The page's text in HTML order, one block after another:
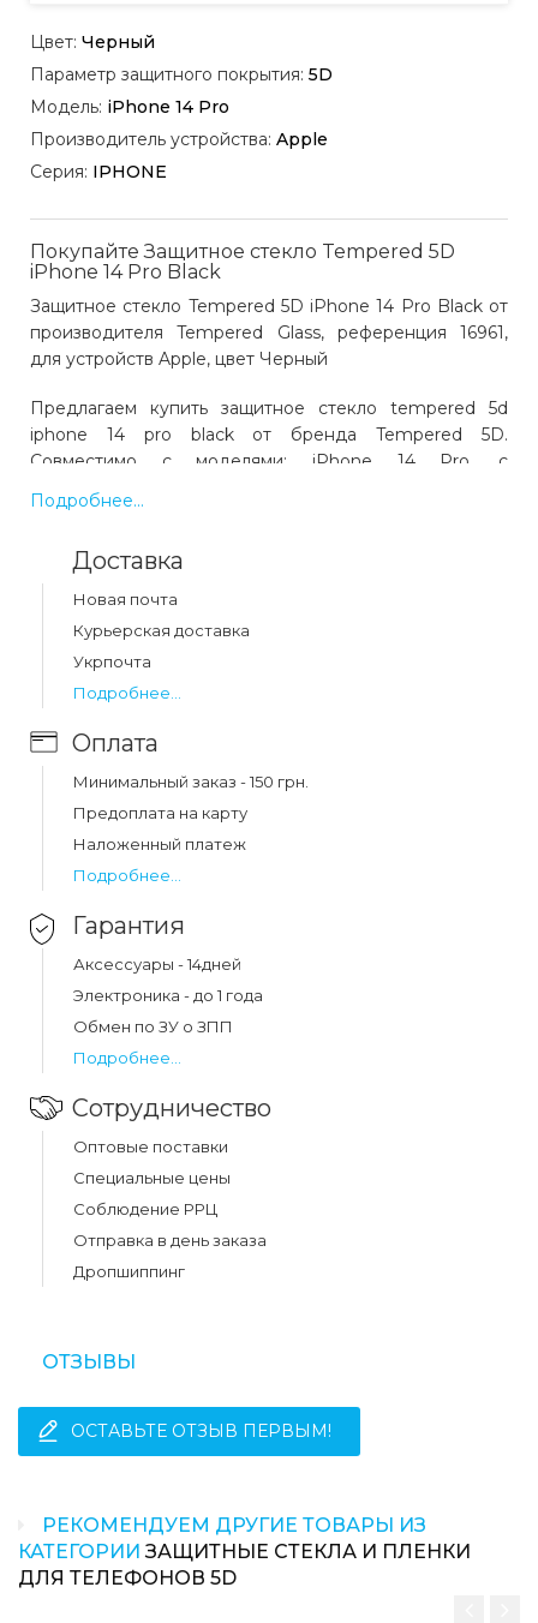
Цвет: Черный
Параметр защитного покрытия: 5D
Модель: iPhone 14 Pro
Производитель устройства: Apple
Серия: IPHONE
Покупайте Защитное стекло Tempered 5D
iPhone 14 Pro Black
Защитное стекло Tempered 5D iPhone 14 Pro Black от
производителя Tempered Glass, референция 16961,
для устройств Apple, цвет Черный
Предлагаем купить защитное стекло tempered 5d
iphone 14 pro black от бренда Tempered 5D.
Совместимо с моделями: iPhone 14 Pro, с
устройствами производства Apple. Цвет: черный. Код
товара 16961. Выгодная цена и быстрая доставка по
iphone 14 pro black?
Цена на защитное стекло tempered 5d iphone 14 pro
black составляет 146 грн.
Подробнее...
Доставка
Новая почта
Курьерская доставка
Укрпочта
Подробнее...
Оплата
Минимальный заказ - 150 грн.
Предоплата на карту
Наложенный платеж
Подробнее...
Гарантия
Аксессуары - 14дней
Электроника - до 1 года
Обмен по ЗУ о ЗПП
Подробнее...
Сотрудничество
Оптовые поставки
Специальные цены
Соблюдение РРЦ
Отправка в день заказа
Дропшиппинг
ОТЗЫВЫ
ОСТАВЬТЕ ОТЗЫВ ПЕРВЫМ!
РЕКОМЕНДУЕМ ДРУГИЕ ТОВАРЫ ИЗ
КАТЕГОРИИЗАЩИТНЫЕ СТЕКЛА И ПЛЕНКИ
ДЛЯ ТЕЛЕФОНОВ 5D